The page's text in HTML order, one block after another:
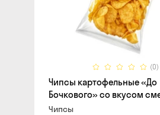
(0)
Чипсы картофельные «До
Бочкового» со вкусом
зеленью, 100г
Чипсы